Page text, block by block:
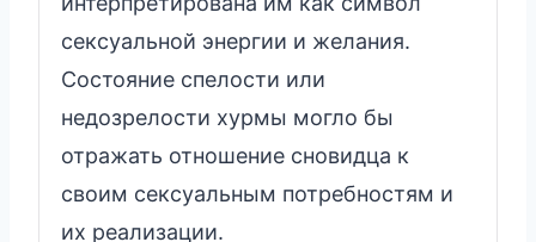
сексуальной энергии и желания.
Состояние спелости или
недозрелости хурмы могло бы
отражать отношение сновидца к
своим сексуальным потребностям и
их реализации.